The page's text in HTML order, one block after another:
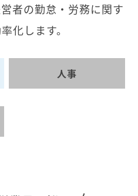
者の勤怠・労務に関す
化します。
人事